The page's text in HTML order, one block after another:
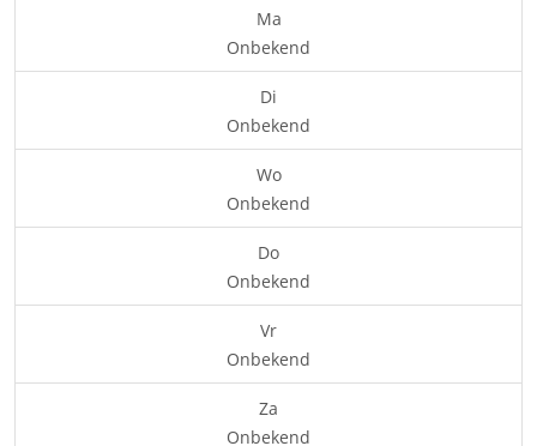
Ma
Onbekend
Di
Onbekend
Wo
Onbekend
Do
Onbekend
Vr
Onbekend
Za
Onbekend